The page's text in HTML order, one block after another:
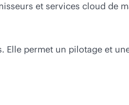
et services cloud de
permet un pilotage et